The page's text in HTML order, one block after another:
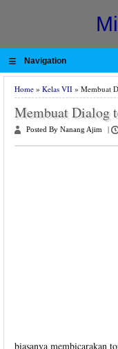
≡ Navigation
Home » Kelas VII » Membuat
Membuat Dialog
Posted By Nanang Ajim
biasanya membicarakan